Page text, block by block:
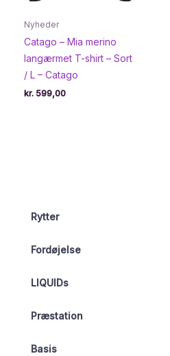
Rytter
Fordøjelse
LIQUIDs
Præstation
Basis
Nyheder
Catago – Mia merino
langærmet T-shirt – Sort
/ L – Catago
kr. 599,00